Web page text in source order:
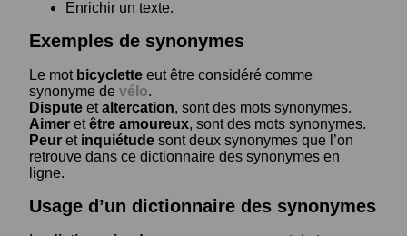
Enrichir un texte.
Exemples de synonymes
Le mot bicyclette eut être considéré comme
synonyme de vélo.
Dispute etaltercation, sont des mots synonymes.
Aimer etêtre amoureux, sont des mots synonymes.
Peur et inquiétude sont deux synonymes que l’on
retrouve dans ce dictionnaire des synonymes en
ligne.
Usage d’un dictionnaire des synonymes